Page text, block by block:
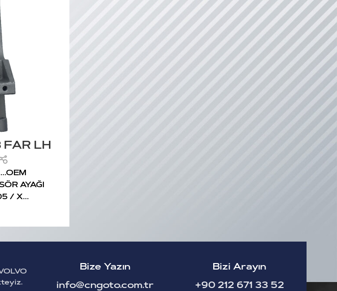
LH
AYAĞI
/ X...
Bize Yazın
info@cngoto.com.tr
Bizi Arayın
+90 212 671 33 52